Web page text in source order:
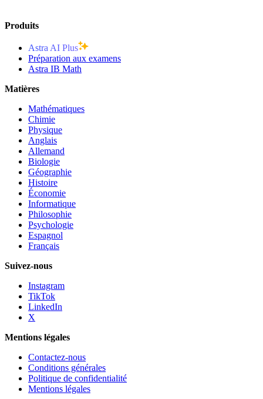
Produits
Astra AI Plus
Préparation aux examens
Astra IB Math
Matières
Mathématiques
Chimie
Physique
Anglais
Allemand
Biologie
Géographie
Histoire
Économie
Informatique
Philosophie
Psychologie
Espagnol
Français
Suivez-nous
Instagram
TikTok
LinkedIn
X
Mentions légales
Contactez-nous
Conditions générales
Politique de confidentialité
Mentions légales